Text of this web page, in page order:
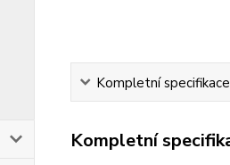
Kompletní specifikace
Kompletní